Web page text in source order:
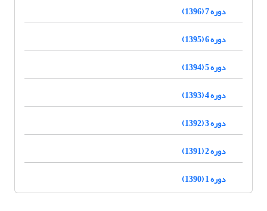
دوره 7 (1396)
دوره 6 (1395)
دوره 5 (1394)
دوره 4 (1393)
دوره 3 (1392)
دوره 2 (1391)
دوره 1 (1390)